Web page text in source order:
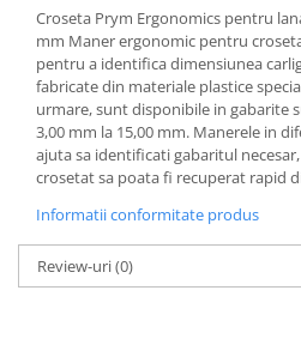
Croseta Prym Ergonomics pentru
mm Maner ergonomic pentru
pentru a identifica dimensiunea
fabricate din materiale plastice
urmare, sunt disponibile in gabarite
3,00 mm la 15,00 mm. Manerele in
ajuta sa identificati gabaritul
crosetat sa poata fi recuperat rapid
Informatii conformitate produs
Review-uri(0)